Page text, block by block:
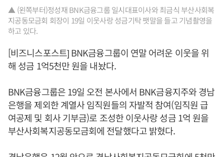
▲ (왼쪽부터)정성재 BNK금융그룹 일시대표이사와 최금식 부산사회복
지공동모금회 회장이 19일 이웃사랑 성금기탁 팻말을 들고 기념촬영을
하고 있다.
[비즈니스포스트] BNK금융그룹이 연말 어려운 이웃을 위
해 성금 1억5천만 원을 내놨다.
BNK금융그룹은 19일 오전 본사에서 BNK금융지주와 경남
은행을 제외한 계열사 임직원들의 자발적 참여(임직원 급
여공제 및 회사 기부금)로 조성한 이웃사랑 성금 1억 원을
부산사회복지공동모금회에 전달했다고 밝혔다.